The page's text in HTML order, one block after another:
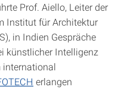
Prof. Aiello, Leiter der
Institut für Architektur
in Indien Gespräche
künstlicher Intelligenz
international
erlangen